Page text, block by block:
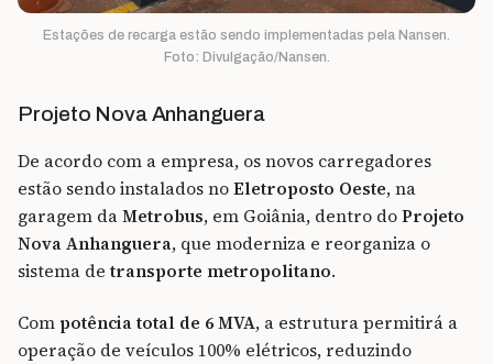
Estações de recarga estão sendo implementadas pela Nansen.
Foto: Divulgação/Nansen.
Projeto Nova Anhanguera
De acordo com a empresa, os novos carregadores
estão sendo instalados noEletroposto Oeste, na
garagem daMetrobus, em Goiânia, dentro doProjeto
Nova Anhanguera, que moderniza e reorganiza o
sistema detransporte metropolitano.
Com potência total de 6 MVA, a estrutura permitirá a
operação de veículos 100% elétricos, reduzindo